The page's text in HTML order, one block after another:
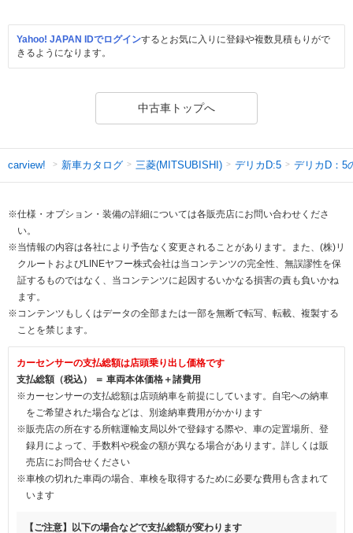
Yahoo! JAPAN IDでログインするとお気に入りに登録や複数見積もりがで
きるようになります。
中古車トップへ
carview! 新車カタログ 三菱(MITSUBISHI) デリカD:5 デリカD：5
※仕様・オプション・装備の詳細については各販売店にお問い合わせくださ
い。
※当情報の内容は各社により予告なく変更されることがあります。また、(株)リ
クルートおよびLINEヤフー株式会社は当コンテンツの完全性、無誤謬性を保
証するものではなく、当コンテンツに起因するいかなる損害の責も負いかね
ます。
※コンテンツもしくはデータの全部または一部を無断で転写、転載、複製する
ことを禁じます。
カーセンサーの支払総額は店頭乗り出し価格です
支払総額（税込） ＝ 車両本体価格＋諸費用
※カーセンサーの支払総額は店頭納車を前提にしています。自宅への納車
をご希望された場合などは、別途納車費用がかかります
※販売店の所在する所轄運輸支局以外で登録する際や、車の定置場所、登
録月によって、手数料や税金の額が異なる場合があります。詳しくは販
売店にお問合せください
※車検の切れた車両の場合、車検を取得するために必要な費用も含まれて
います
【ご注意】以下の場合などで支払総額が変わります